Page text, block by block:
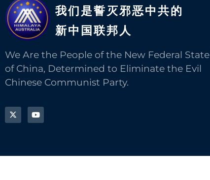
我们是誓灭邪恶中共的
新中国联邦人​
We Are the People of the New Federal State
of China, Determined to Eliminate the Evil
Chinese Communist Party.